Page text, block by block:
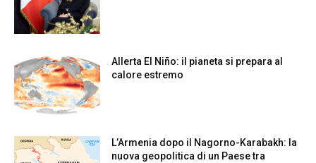
Allerta El Niño: il pianeta si prepara al
calore estremo
L’Armenia dopo il Nagorno-Karabakh: la
nuova geopolitica di un Paese tra